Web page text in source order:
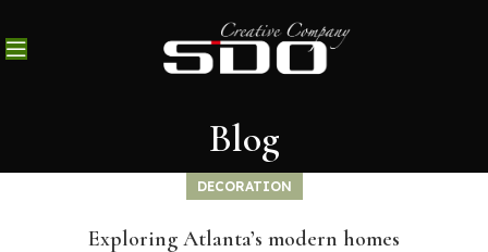
Blog
DECORATION
Exploring Atlanta’s modern homes